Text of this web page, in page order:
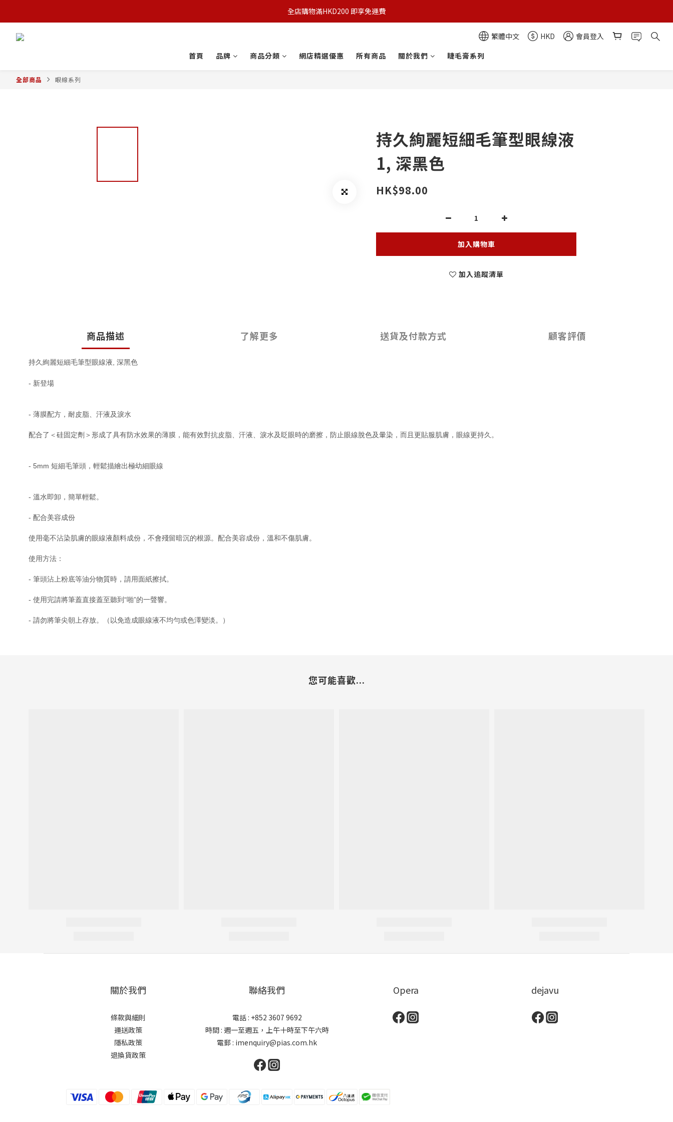
全店購物滿HKD200 即享免運費
繁體中文 HKD
會員登入
首頁
品牌 商品分類 網店精選優惠 所有商品 關於我們 睫毛膏系列
全部商品 眼線系列
持久絢麗短細毛筆型眼線液
1, 深黑色
HK$98.00
加入購物車
加入追蹤清單
商品描述 了解更多 送貨及付款方式 顧客評價
持久絢麗短細毛筆型眼線液 深黑色
- 新登場
- 薄膜配方，耐皮脂、汗液及淚水
配合了＜硅固定劑＞形成了具有防水效果的薄膜，能有效對抗皮脂、汗液、淚水及眨眼時的磨擦，防止眼線脫色及暈染，而且更貼服肌膚，眼線更持久。
- 5mm 短細毛筆頭，輕鬆描繪出極幼細眼線
- 溫水即卸，簡單輕鬆。
- 配合美容成份
使用毫不沾染肌膚的眼線液顏料成份，不會殘留暗沉的根源。配合美容成份，溫和不傷肌膚。
使用方法：
- 筆頭沾上粉底等油分物質時，請用面紙擦拭。
- 使用完請將筆蓋直接蓋至聽到 “啪”的一聲響。
- 請勿將筆尖朝上存放。（以免造成眼線液不均勻或色澤變淡。）
您可能喜歡...
關於我們
條款與細則
運送政策
隱私政策
退換貨政策
聯絡我們
電話 : +852 3607 9692
時間 : 週一至週五，上午十時至下午六時
電郵 : imenquiry@pias.com.hk
Opera dejavu